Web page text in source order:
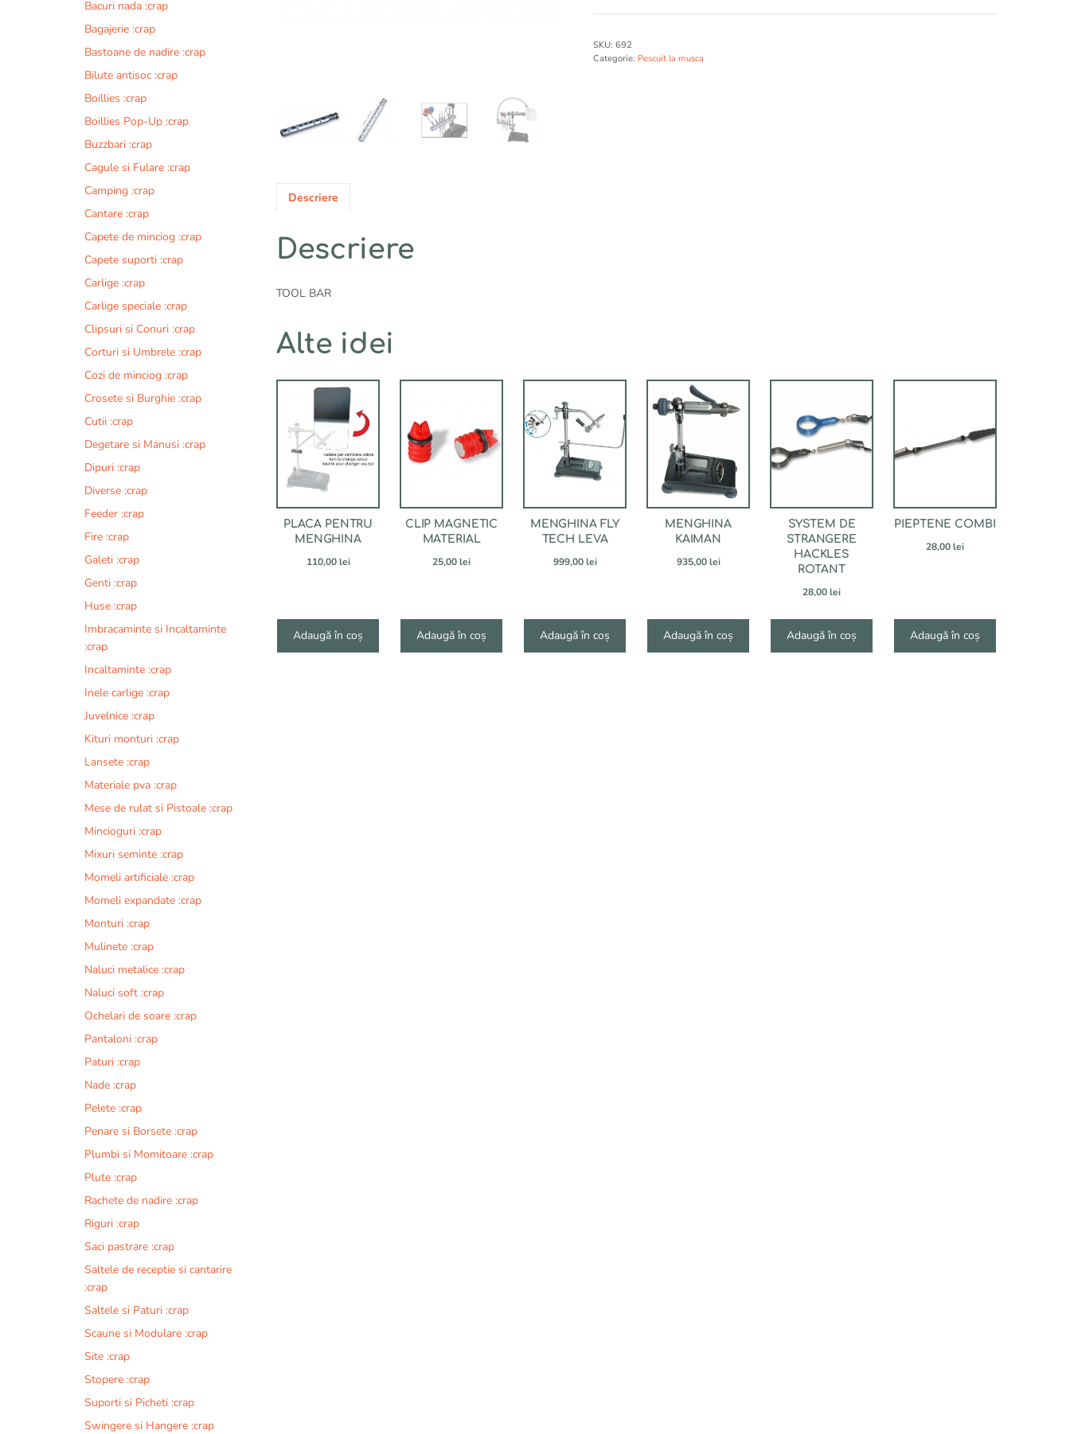
MULTIFUNCTIONAL
FLY
e
n
a
SKU:692
Categorie: Pescuit la musca
Descriere
Descriere
TOOL BAR
Alte idei
PLACA PENTRU
MENGHINA
110,00lei
Adaugă în coș
CLIP MAGNETIC
MATERIAL
25,00lei
Adaugă în coș
MENGHINA FLY
TECH LEVA
999,00lei
Adaugă în coș
MENGHINA
KAIMAN
935,00lei
Adaugă în coș
SYSTEM DE
STRANGERE
HACKLES
ROTANT
28,00lei
Adaugă în coș
PIEPTENE COMBI
28,00lei
Adaugă în coș
Bacuri nada :crap
Bagajerie :crap
Bastoane de nadire :crap
Bilute antisoc :crap
Boillies :crap
Boillies Pop-Up :crap
Buzzbari :crap
Cagule si Fulare :crap
Camping :crap
Cantare :crap
Capete de minciog :crap
Capete suporti :crap
Carlige :crap
Carlige speciale :crap
Clipsuri si Conuri :crap
Corturi si Umbrele :crap
Cozi de minciog :crap
Crosete si Burghie :crap
Cutii :crap
Degetare si Manusi :crap
Dipuri :crap
Diverse :crap
Feeder :crap
Fire :crap
Galeti :crap
Genti :crap
Huse :crap
Imbracaminte si Incaltaminte
:crap
Incaltaminte :crap
Inele carlige :crap
Juvelnice :crap
Kituri monturi :crap
Lansete :crap
Materiale pva :crap
Mese de rulat si Pistoale :crap
Mincioguri :crap
Mixuri seminte :crap
Momeli artificiale :crap
Momeli expandate :crap
Monturi :crap
Mulinete :crap
Naluci metalice :crap
Naluci soft :crap
Ochelari de soare :crap
Pantaloni :crap
Paturi :crap
Nade :crap
Pelete :crap
Penare si Borsete :crap
Plumbi si Momitoare :crap
Plute :crap
Rachete de nadire :crap
Riguri :crap
Saci pastrare :crap
Saltele de receptie si cantarire
:crap
Saltele si Paturi :crap
Scaune si Modulare :crap
Site :crap
Stopere :crap
Suporti si Picheti :crap
Swingere si Hangere :crap